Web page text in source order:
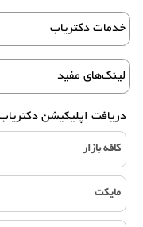
خدمات دکتریاب
لینک‌های مفید
دریافت اپلیکیشن
کافه بازار
مایکت